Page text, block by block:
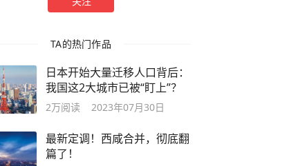
TA的热门作品
日本开始大量迁移人口背后：
我国这2大城市已被“盯上”？
2万阅读 2023年07月30日
最新定调！西咸合并，彻底翻
篇了！